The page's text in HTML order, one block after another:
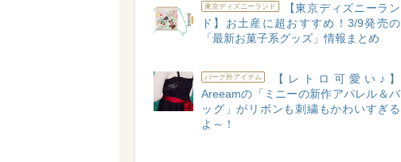
東京ディズニーランド
【東京ディズニーラン
ド】お土産に超おすすめ！3/9発売の
「最新お菓子系グッズ」情報まとめ
パーク外アイテム
【レトロ可愛い♪】
Areeamの「ミニーの新作アパレル＆バ
ッグ」がリボンも刺繍もかわいすぎる
よ～！